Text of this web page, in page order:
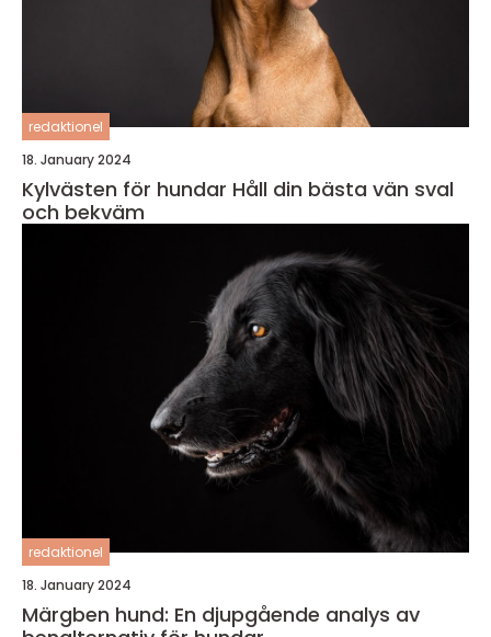
redaktionel
18. January 2024
Kylvästen för hundar Håll din bästa vän sval
och bekväm
redaktionel
18. January 2024
Märgben hund: En djupgående analys av